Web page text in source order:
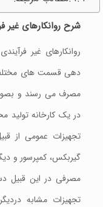
شرح روانکارهای غیر
روانکارهای غیر
دهی قسمت های
مصرف می رسند و
در یک کارخانه تولید
تجهیزات عمومی از
گیربکس، کمپرسور و
مصرفی در این قبیل
تجهیزات مشابه